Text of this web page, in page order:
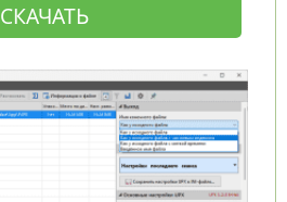
СКАЧАТЬ